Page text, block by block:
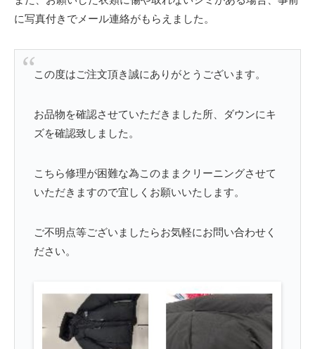
に写真付きでメール連絡がもらえました。
この度はご注文頂き誠にありがとうございます。
お品物を確認させていただきました所、ダウンにキ
ズを確認致しました。
こちら修理が困難な為このままクリーニングさせて
いただきますので宜しくお願いいたします。
ご不明点等ございましたらお気軽にお問い合わせく
ださい。